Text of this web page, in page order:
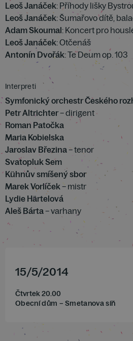
Leoš Janáček: Příhody lišky
Leoš Janáček: Šumařovo dítě,
Adam Skoumal: Koncert pro
Leoš Janáček: Otčenáš
Antonín Dvořák: Te Deum op. 103
Interpreti
Symfonický orchestr Českého
Petr Altrichter– dirigent
Roman Patočka
Maria Kobielska
Jaroslav Březina– tenor
Svatopluk Sem
Kühnův smíšený sbor
Marek Vorlíček– mistr
Lydie Härtelová
Aleš Bárta– varhany
15/5/2014
Čtvrtek 20.00
Obecní dům – Smetanova síň